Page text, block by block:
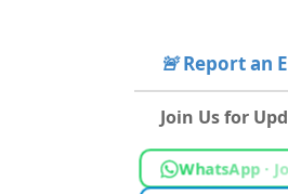
🚨Report an
Join Us for
WhatsApp ·